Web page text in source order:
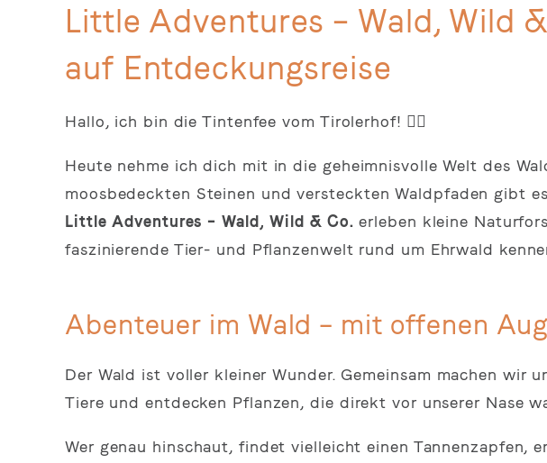
Little Adventures – Wald, Wild
auf Entdeckungsreise
Hallo, ich bin die Tintenfee vom Tirolerhof! 🧚‍♀️
Heute nehme ich dich mit in die geheimnisvolle Welt des
moosbedeckten Steinen und versteckten Waldpfaden gibt
Little Adventures – Wald, Wild & Co. erleben kleine
faszinierende Tier- und Pflanzenwelt rund um Ehrwald
Abenteuer im Wald – mit offenen
Der Wald ist voller kleiner Wunder. Gemeinsam machen wir
Tiere und entdecken Pflanzen, die direkt vor unserer Nase
Wer genau hinschaut, findet vielleicht einen Tannenzapfen,